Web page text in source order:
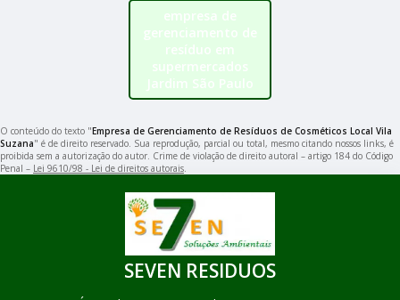
empresa de
gerenciamento de
resíduo em
supermercados
Jardim São Paulo
O conteúdo do texto "Empresa de Gerenciamento de Resíduos de Cosméticos Local Vila
Suzana" é de direito reservado. Sua reprodução, parcial ou total, mesmo citando nossos links, é
proibida sem a autorização do autor. Crime de violação de direito autoral – artigo 184 do Código
Penal – Lei 9610/98 - Lei de direitos autorais.
SEVEN RESIDUOS